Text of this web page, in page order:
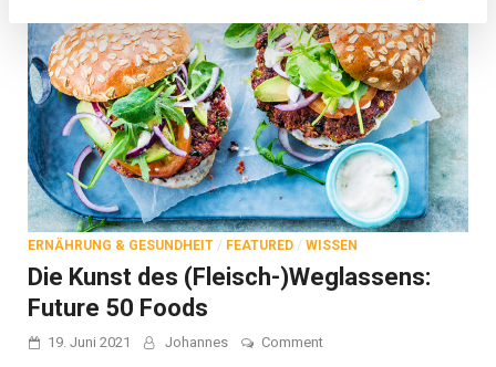
ERNÄHRUNG & GESUNDHEIT / FEATURED / WISSEN
Die Kunst des (Fleisch-)Weglassens:
Future 50 Foods
19. Juni 2021 Johannes Commenton